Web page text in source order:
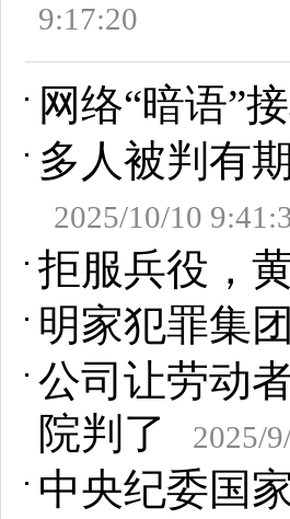
9:17:20
网络“暗语”
多人被判有
2025/10/10
拒服兵役，
明家犯罪集
公司让劳动
院判了
2025/
中央纪委国